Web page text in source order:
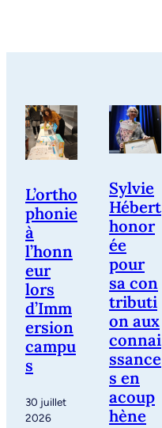
L’ortho
phonie
à
l’honn
eur
lors
d’Imm
ersion
campu
s
30 juillet
2026
Sylvie
Hébert
honor
ée
pour
sa con
tributi
on aux
connai
ssance
s en
acoup
hène